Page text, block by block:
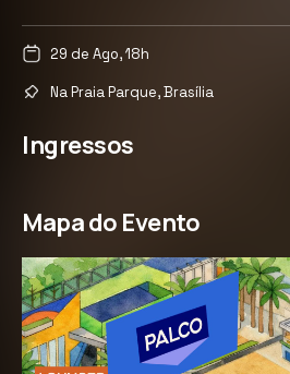
29 de Ago, 18h
Na Praia Parque, Brasília
Ingressos
Mapa do Evento